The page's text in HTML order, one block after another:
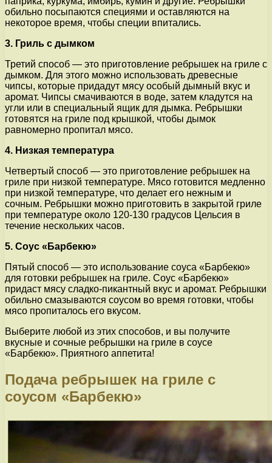
обильно посыпаются специями и оставляются на
некоторое время, чтобы специи впитались.
3. Гриль с дымком
Третий способ — это приготовление ребрышек на гриле с
дымком. Для этого можно использовать древесные
чипсы, которые придадут мясу особый дымный вкус и
аромат. Чипсы смачиваются в воде, затем кладутся на
угли или в специальный ящик для дымка. Ребрышки
готовятся на гриле под крышкой, чтобы дымок
равномерно пропитал мясо.
4. Низкая температура
Четвертый способ — это приготовление ребрышек на
гриле при низкой температуре. Мясо готовится медленно
при низкой температуре, что делает его нежным и
сочным. Ребрышки можно приготовить в закрытой гриле
при температуре около 120-130 градусов Цельсия в
течение нескольких часов.
5. Соус «Барбекю»
Пятый способ — это использование соуса «Барбекю»
для готовки ребрышек на гриле. Соус «Барбекю»
придаст мясу сладко-пикантный вкус и аромат. Ребрышки
обильно смазываются соусом во время готовки, чтобы
мясо пропиталось его вкусом.
Выберите любой из этих способов, и вы получите
вкусные и сочные ребрышки на гриле в соусе
«Барбекю». Приятного аппетита!
Подача ребрышек на гриле с
соусом «Барбекю»